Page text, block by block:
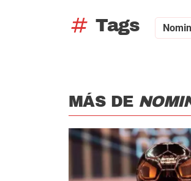
tag Tags
MÁS DE